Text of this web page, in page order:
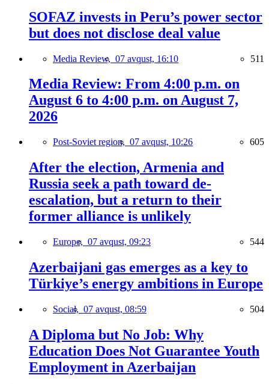
SOFAZ invests in Peru’s power sector
but does not disclose deal value
Media Review, 07 avqust, 16:10 511
Media Review: From 4:00 p.m. on
August 6 to 4:00 p.m. on August 7,
2026
Post-Soviet region, 07 avqust, 10:26 605
After the election, Armenia and
Russia seek a path toward de-
escalation, but a return to their
former alliance is unlikely
Europe, 07 avqust, 09:23 544
Azerbaijani gas emerges as a key to
Türkiye’s energy ambitions in Europe
Social, 07 avqust, 08:59 504
A Diploma but No Job: Why
Education Does Not Guarantee Youth
Employment in Azerbaijan